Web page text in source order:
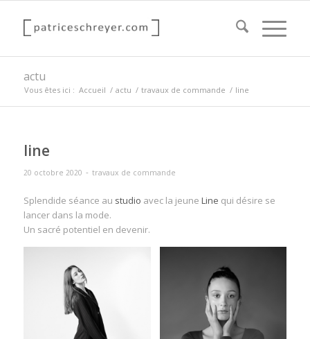
actu
Vous êtes ici : Accueil / actu / travaux de commande / line
line
20 octobre 2020 - travaux de commande
Splendide séance au studio avec la jeune Line qui désire se
lancer dans la mode.
Un sacré potentiel en devenir.